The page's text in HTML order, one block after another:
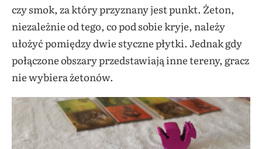
czy smok, za który przyznany jest punkt. Żeton,
niezależnie od tego, co pod sobie kryje, należy
ułożyć pomiędzy dwie styczne płytki. Jednak gdy
połączone obszary przedstawiają inne tereny, gracz
nie wybiera żetonów.